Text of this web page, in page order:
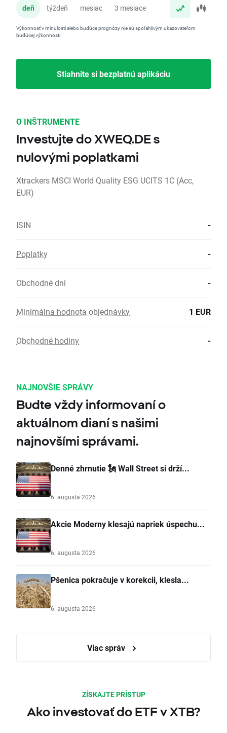
deň týždeň mesiac 3 mesiace
Výkonnosť v minulosti alebo budúce prognózy nie sú spoľahlivým ukazovateľom
budúcej výkonnosti.
Stiahnite si bezplatnú aplikáciu
O INŠTRUMENTE
Investujte do XWEQ.DE s
nulovými poplatkami
Xtrackers MSCI World Quality ESG UCITS 1C (Acc,
EUR)
ISIN -
Poplatky -
Obchodné dni -
Minimálna hodnota objednávky 1 EUR
Obchodné hodiny -
NAJNOVŠIE SPRÁVY
Budte vždy informovaní o
aktuálnom dianí s našimi
najnovšími správami.
Denné zhrnutie 🗽 Wall Street si drží...
6. augusta 2026
Akcie Moderny klesajú napriek úspechu...
6. augusta 2026
Pšenica pokračuje v korekcii, klesla...
6. augusta 2026
Viac správ
ZÍSKAJTE PRÍSTUP
Ako investovať do ETF v XTB?